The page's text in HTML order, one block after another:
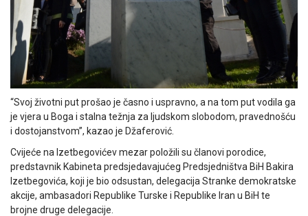
“Svoj životni put prošao je časno i uspravno, a na tom put vodila ga
je vjera u Boga i stalna težnja za ljudskom slobodom, pravednošću
i dostojanstvom”, kazao je Džaferović.
Cvijeće na Izetbegovićev mezar položili su članovi porodice,
predstavnik Kabineta predsjedavajućeg Predsjedništva BiH Bakira
Izetbegovića, koji je bio odsustan, delegacija Stranke demokratske
akcije, ambasadori Republike Turske i Republike Iran u BiH te
brojne druge delegacije.